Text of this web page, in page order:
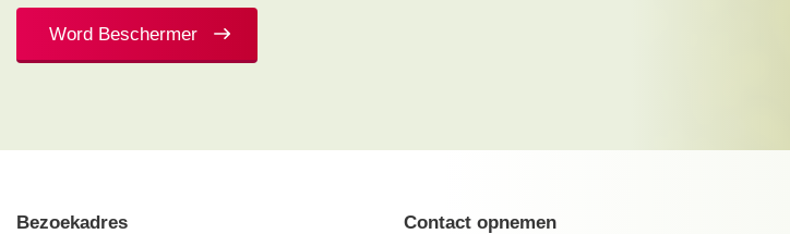
Word Beschermer
Bezoekadres
Contact opnemen